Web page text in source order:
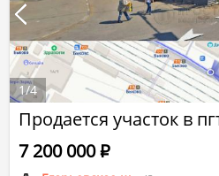
Продается участок в
7 200 000Р
1/4